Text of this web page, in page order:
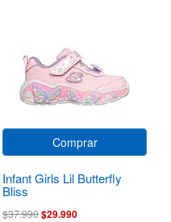
Comprar
Infant Girls Lil Butterfly
Bliss
$37.990$29.990